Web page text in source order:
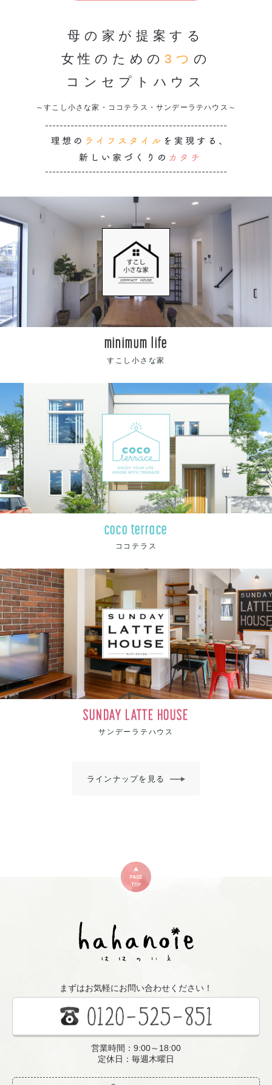
母の家が提案する
女性のための 3つ の
コンセプトハウス
～すこし小さな家・ココテラス・サンデーラテハウス～
minimum life
すこし小さな家
coco terrace
ココテラス
SUNDAY LATTE HOUSE
サンデーラテハウス
ラインナップを見る
まずはお気軽にお問い合わせください！
営業時間：9:00～18:00
定休日：毎週木曜日